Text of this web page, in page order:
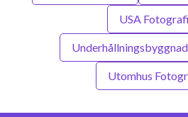
USA
Utomhus